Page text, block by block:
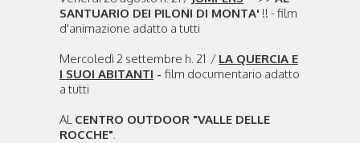
SANTUARIO DEI PILONI DI MONTA' !! - film
d'animazione adatto a tutti
Mercoledì 2 settembre h. 21 / LA QUERCIA E
I SUOI ABITANTI - film documentario adatto
a tutti
AL CENTRO OUTDOOR "VALLE DELLE
ROCCHE".